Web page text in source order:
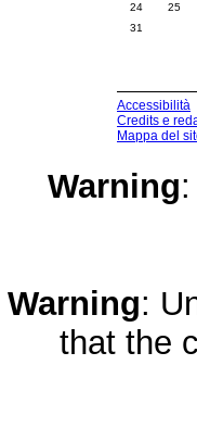
24
25
31
Accessibilità
Credits e
Mappa del
Warning
Warning:
that the